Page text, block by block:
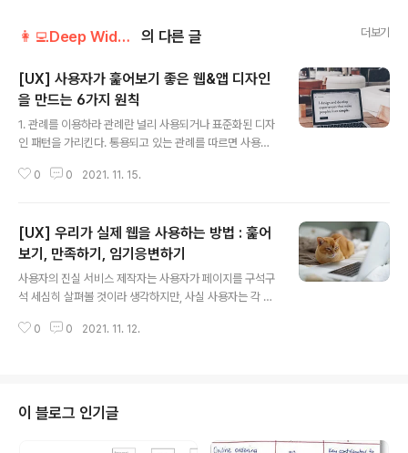
👩‍💻Deep Wide School/📓Product Owner 스터디 로그 의 다른 글 더보기
[UX] 사용자가 훑어보기 좋은 웹&앱 디자인
을 만드는 6가지 원칙
1. 관례를 이용하라 관례란 널리 사용되거나 표준화된 디자
인 패턴을 가리킨다. 통용되고 있는 관례를 따르면 사용자
안내 표지판처럼! 웹 관례가 자리를 잡을수록, 사용자들의
이해하려고 노력할 필요가 없기 때문이다. 그러나 종종 디
자이너들은 관례 이용을 꺼리곤 한다. 관례를 따르면 사용
자가 이해하기 쉬운 디자인이 완성될 가능성이 커진다는
것을 알지만, 본인을 고용한 이유가 관례를 답습하는 데 있
지 않고 무언가 새롭고 다른 것을 창조하는 데 있다고 생각
하기 때문이다. 저자에 따르면, 혁신적인 결과를 내려면 대
0 0 2021. 11. 15.
[UX] 우리가 실제 웹을 사용하는 방법 : 훑어
보기, 만족하기, 임기응변하기
사용자의 진실 서비스 제작자는 사용자가 페이지를 구석구
석 세심히 살펴볼 것이라 생각하지만, 사실 사용자는 각 페
분이나 애초에 찾던 내용과 조금이라도 비슷한 내용이 눈
이, 내 자신이 평소 웹, 앱 서비스를 사용하는 습관만 떠올
려봐도 쉽게 이해할 수 있다. 점점 더.. 조금의 불편도 감수
하고 싶지 않은 사용자로서의 내 모습이 떠오른다. 그렇다.
0 0 2021. 11. 12.
이 블로그 인기글